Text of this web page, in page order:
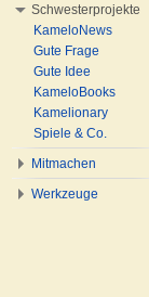
Schwesterprojekte
KameloNews
Gute Frage
Gute Idee
KameloBooks
Kamelionary
Spiele & Co.
Mitmachen
Werkzeuge